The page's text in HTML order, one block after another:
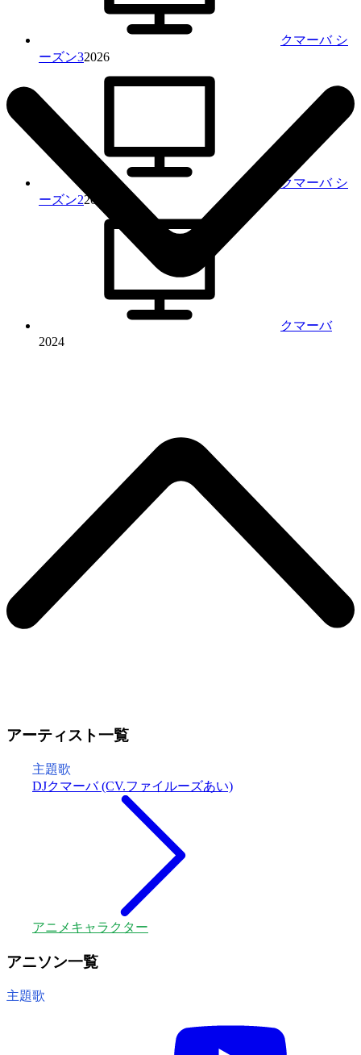
クマーバ シ
ーズン32026
クマーバ シ
ーズン22024
クマーバ
2024
アーティスト一覧
主題歌
DJクマーバ (CV.ファイルーズあい)
アニメキャラクター
アニソン一覧
主題歌